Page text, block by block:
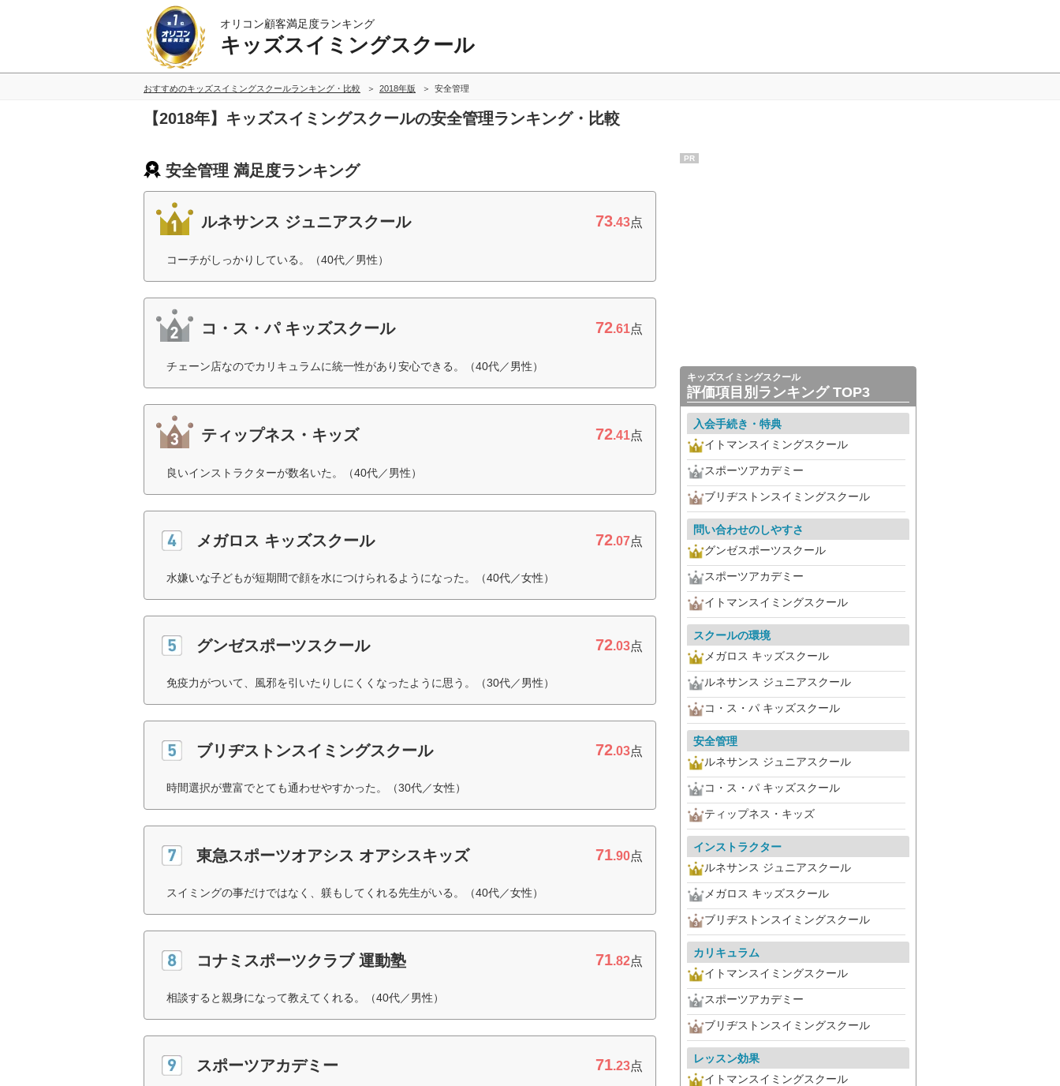
オリコン顧客満足度ランキング
キッズスイミングスクール
おすすめのキッズスイミングスクールランキング・比較 2018年版 安全管理
【2018年】キッズスイミングスクールの安全管理ランキング・比較
安全管理 満足度ランキング
ルネサンス ジュニアスクール 73.43点
コーチがしっかりしている。（40代／男性）
コ・ス・パ キッズスクール 72.61点
チェーン店なのでカリキュラムに統一性があり安心できる。（40代／男性）
ティップネス・キッズ 72.41点
良いインストラクターが数名いた。（40代／男性）
メガロス キッズスクール 72.07点
水嫌いな子どもが短期間で顔を水につけられるようになった。（40代／女性）
グンゼスポーツスクール 72.03点
免疫力がついて、風邪を引いたりしにくくなったように思う。（30代／男性）
ブリヂストンスイミングスクール 72.03点
時間選択が豊富でとても通わせやすかった。（30代／女性）
東急スポーツオアシス オアシスキッズ 71.90点
スイミングの事だけではなく、躾もしてくれる先生がいる。（40代／女性）
コナミスポーツクラブ 運動塾 71.82点
相談すると親身になって教えてくれる。（40代／男性）
スポーツアカデミー 71.23点
PR
キッズスイミングスクール
評価項目別ランキング TOP3
入会手続き・特典
イトマンスイミングスクール
スポーツアカデミー
ブリヂストンスイミングスクール
問い合わせのしやすさ
グンゼスポーツスクール
スポーツアカデミー
イトマンスイミングスクール
スクールの環境
メガロス キッズスクール
ルネサンス ジュニアスクール
コ・ス・パ キッズスクール
安全管理
ルネサンス ジュニアスクール
コ・ス・パ キッズスクール
ティップネス・キッズ
インストラクター
ルネサンス ジュニアスクール
メガロス キッズスクール
ブリヂストンスイミングスクール
カリキュラム
イトマンスイミングスクール
スポーツアカデミー
ブリヂストンスイミングスクール
レッスン効果
イトマンスイミングスクール